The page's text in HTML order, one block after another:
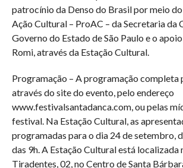
patrocínio da Denso do Brasil por meio
Ação Cultural – ProAC – da Secretaria da
Governo do Estado de São Paulo e o
Romi, através da Estação Cultural.
Programação – A programação completa
através do site do evento, pelo endereço
www.festivalsantadanca.com, ou pelas
festival. Na Estação Cultural, as
programadas para o dia 24 de setembro,
das 9h. A Estação Cultural está localizada
Tiradentes, 02, no Centro de Santa